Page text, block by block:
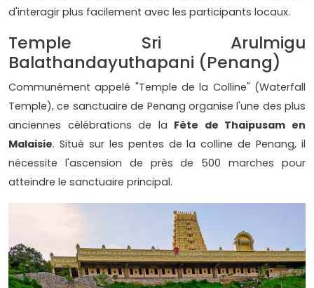
d'interagir plus facilement avec les participants locaux.
Temple Sri Arulmigu
Balathandayuthapani (Penang)
Communément appelé "Temple de la Colline" (Waterfall
Temple), ce sanctuaire de Penang organise l'une des plus
anciennes célébrations de la Fête de Thaipusam en
Malaisie. Situé sur les pentes de la colline de Penang, il
nécessite l'ascension de près de 500 marches pour
atteindre le sanctuaire principal.